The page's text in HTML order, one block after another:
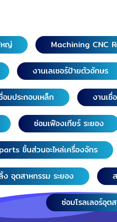
ไวร์คัทแม่พิมพ์ปั๊มโล
Punch, Die งานไ
ส่วนแม่พิมพ์ STP,
ส่วนโลหะตามแบบว
Drawing และตาม
ตัวอย่างของลูกค้า
สัดส่วนแม่นยำ ส่ง
ตรงเวลานัด รับงาน Wire
cut เหล็กทำเเม่พิม
M300, M303HH,
M310 ชิ้นส่วนแม่พิ
(stop pin) ชิ้นส่ว
โลหะ PAD แพ็ทคีป
ไกด์บล็อก รับงานไ
ทำแม่พิมพ์พลาสติก
P21, P20, P20S,
หญ่ Machining CNC
งานเลเซอร์ป้ายตัวอักษร
อมประกอบเหล็ก งานเชื่
ซ่อมเฟืองเกียร์ ระยอง
ชิ้นส่วนอะไหล่เครื่องจักร
อุตสาหกรรม ระยอง
ซ่อมโรลเลอร์อุต